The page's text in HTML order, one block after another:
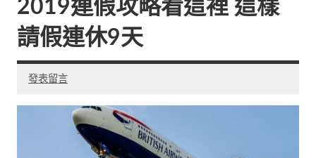
2019連假攻略看這裡 這樣
請假連休9天
發表留言